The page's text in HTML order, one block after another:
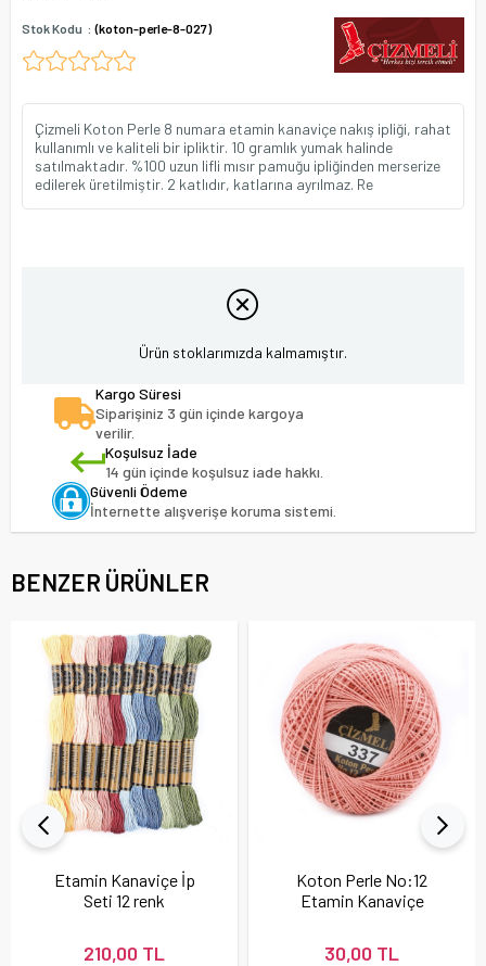
Stok Kodu (koton-perle-8-027)
Çizmeli Koton Perle 8 numara etamin kanaviçe nakış ipliği, rahat
kullanımlı ve kaliteli bir ipliktir. 10 gramlık yumak halinde
satılmaktadır. %100 uzun lifli mısır pamuğu ipliğinden merserize
edilerek üretilmiştir. 2 katlıdır, katlarına ayrılmaz. Re
Ürün stoklarımızda kalmamıştır.
Kargo Süresi
Siparişiniz 3 gün içinde kargoya
verilir.
Koşulsuz İade
14 gün içinde koşulsuz iade hakkı.
Güvenli Ödeme
İnternette alışverişe koruma sistemi.
BENZER ÜRÜNLER
Etamin Kanaviçe İp
Seti 12 renk
210,00 TL
Koton Perle No:12
Etamin Kanaviçe
30,00 TL